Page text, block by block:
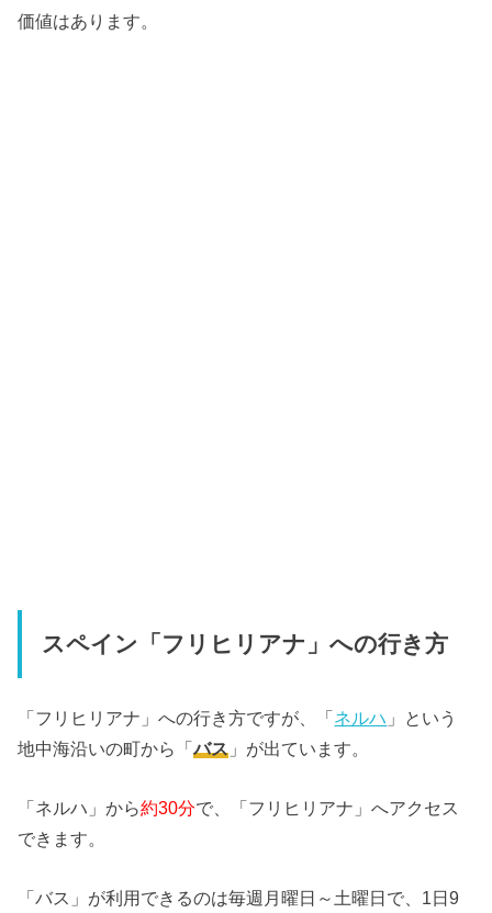
価値はあります。
スペイン「フリヒリアナ」への行き方
「フリヒリアナ」への行き方ですが、「ネルハ 」という
地中海沿いの町から「バス 」が出ています。
「ネルハ」から約30分で、「フリヒリアナ」へアクセス
できます。
「バス」が利用できるのは毎週月曜日～土曜日で、1日9